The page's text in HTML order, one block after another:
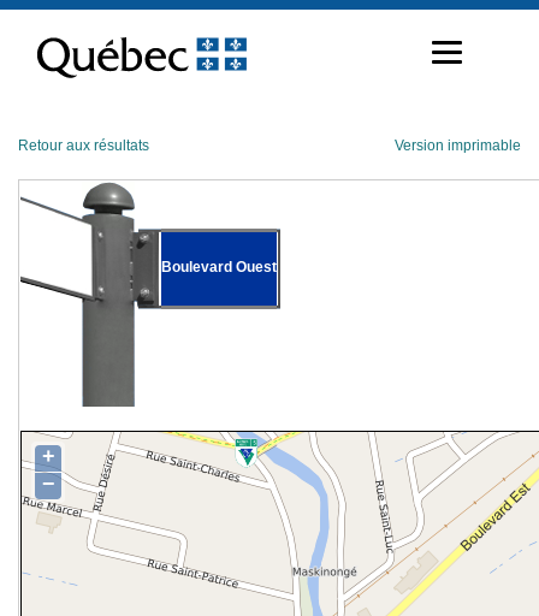
contenu
Retour aux résultats Version imprimable
Boulevard Ouest
+
−